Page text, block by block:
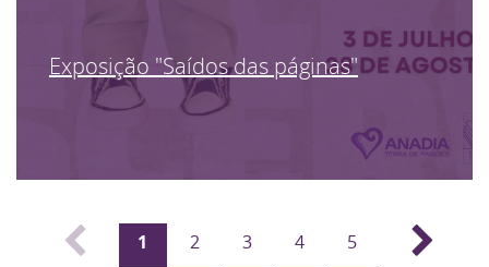
Exposição "Saídos das páginas"
1 2 3 4 5